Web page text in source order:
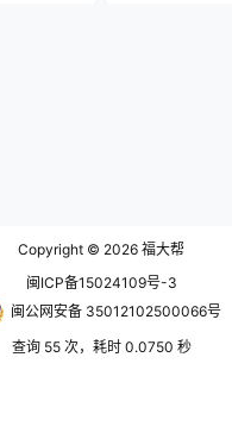
Copyright © 2026 福大帮
闽ICP备15024109号-3
闽公网安备 35012102500066号
查询 55 次，耗时 0.0750 秒